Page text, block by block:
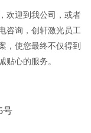
欢迎到我公司，或者
咨询，创轩激光员工
，使您最终不仅得到
贴心的服务。
号